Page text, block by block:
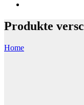
Produkte
Home